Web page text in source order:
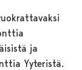
ja
Yyteristä.